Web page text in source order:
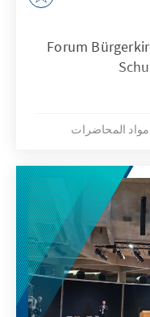
Forum
مواد المحاضرات